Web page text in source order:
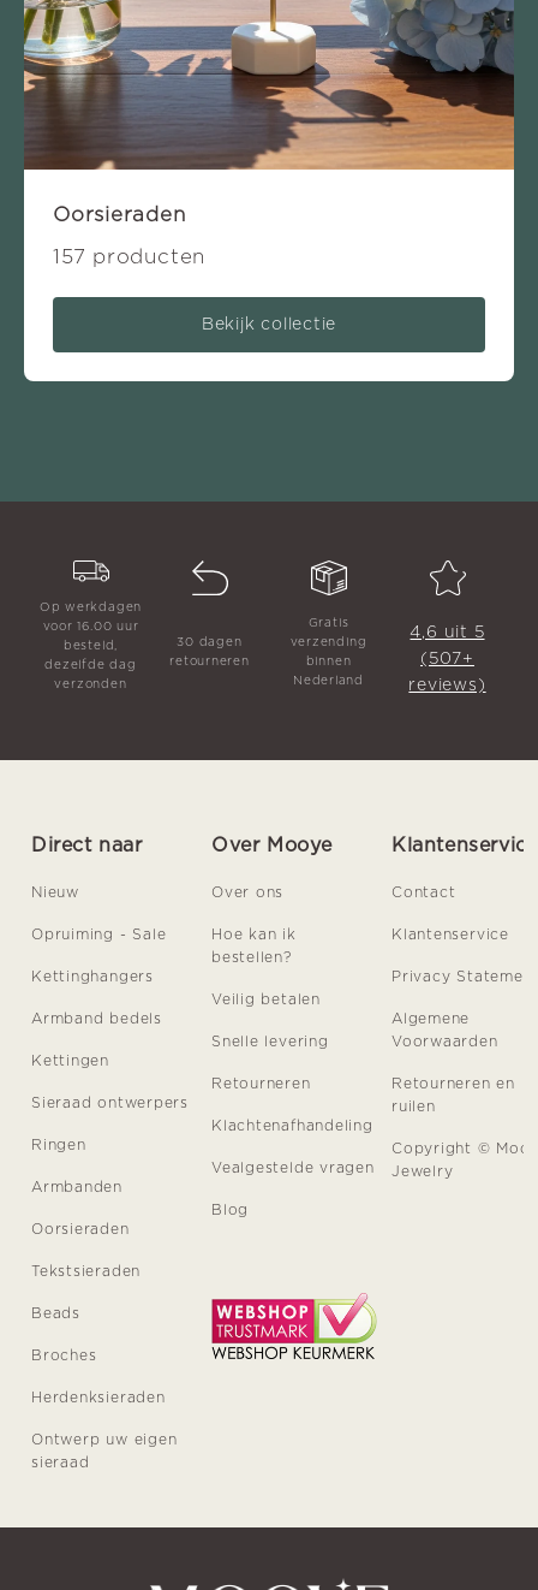
Oorsieraden
157 producten
Bekijk collectie
Op werkdagen
voor 16.00 uur
besteld,
dezelfde dag
verzonden
30 dagen
retourneren
Gratis
verzending
binnen
Nederland
4,6 uit 5
(507+
reviews)
Direct naar
Nieuw
Opruiming - Sale
Kettinghangers
Armband bedels
Kettingen
Sieraad ontwerpers
Ringen
Armbanden
Oorsieraden
Tekstsieraden
Beads
Broches
Herdenksieraden
Ontwerp uw eigen
sieraad
Over Mooye
Over ons
Hoe kan ik
bestellen?
Veilig betalen
Snelle levering
Retourneren
Klachtenafhandeling
Vealgestelde vragen
Blog
Klantenservice
Contact
Klantenservice
Privacy
Algemene
Voorwaarden
Retourneren en
ruilen
Copyright ©
Jewelry